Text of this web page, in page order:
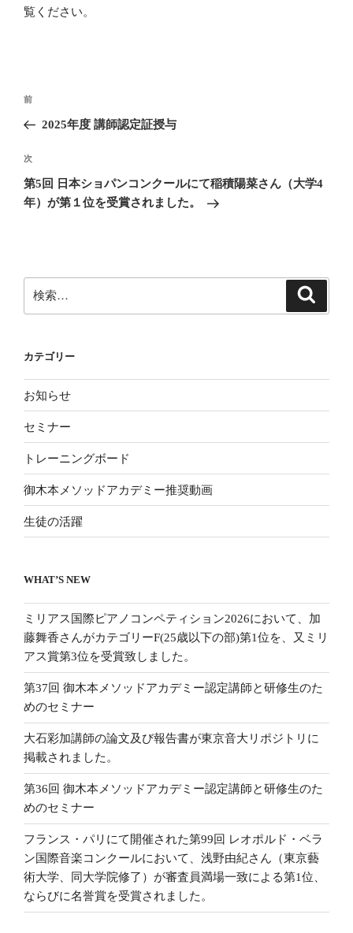
覧ください。
投
ナ
ビ
ゲ
ー
前
の
稿
前
2025年度 講師認定証授与
次
の
投
次
第5回 日本ショパンコンクールにて稲積陽菜さん（大学4
年）が第１位を受賞されました。
索:
カテゴリー
お知らせ
セミナー
トレーニングボード
御木本メソッドアカデミー推奨動画
生徒の活躍
WHAT’S NEW
ミリアス国際ピアノコンペティション2026において、加
藤舞香さんがカテゴリーF(25歳以下の部)第1位を、又ミリ
アス賞第3位を受賞致しました。
第37回 御木本メソッドアカデミー認定講師と研修生のた
めのセミナー
大石彩加講師の論文及び報告書が東京音大リポジトリに
掲載されました。
第36回 御木本メソッドアカデミー認定講師と研修生のた
めのセミナー
フランス・パリにて開催された第99回 レオポルド・ベラ
ン国際音楽コンクールにおいて、浅野由紀さん（東京藝
術大学、同大学院修了）が審査員満場一致による第1位、
ならびに名誉賞を受賞されました。